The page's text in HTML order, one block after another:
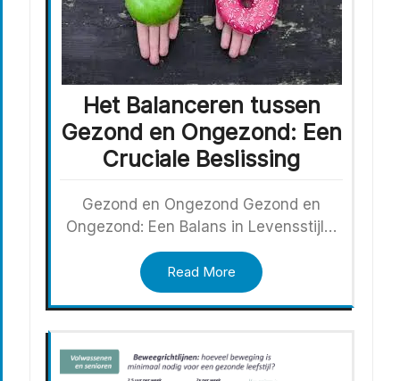
Het Balanceren tussen
Gezond en Ongezond: Een
Cruciale Beslissing
Gezond en Ongezond Gezond en
Ongezond: Een Balans in Levensstijl…
Read More